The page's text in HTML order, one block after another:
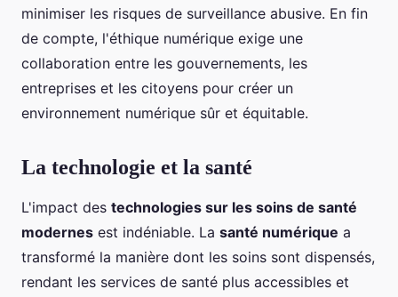
minimiser les risques de surveillance abusive. En fin
de compte, l'éthique numérique exige une
collaboration entre les gouvernements, les
entreprises et les citoyens pour créer un
environnement numérique sûr et équitable.
La technologie et la santé
L'impact des technologies sur les soins de santé
modernes est indéniable. La santé numérique a
transformé la manière dont les soins sont dispensés,
rendant les services de santé plus accessibles et